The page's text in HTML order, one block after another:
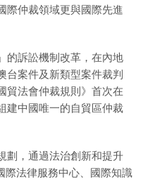
際仲裁領域更與國際先進
的訴訟機制改革，在內地
台案件及新類型案件裁判
貿法會仲裁規則》首次在
建中國唯一的自貿區仲裁
劃，通過法治創新和提升
際法律服務中心、國際知識